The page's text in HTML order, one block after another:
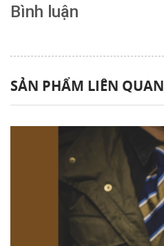
Bình luận
SẢN PHẨM LIÊN QUAN